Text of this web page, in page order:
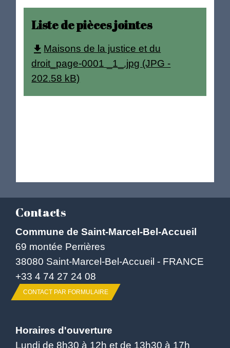
Liste de pièces jointes
file_download Maisons de la justice et du
droit_page-0001 _1_.jpg (JPG -
202.58 kB)
Contacts
Commune de Saint-Marcel-Bel-Accueil
69 montée Perrières
38080 Saint-Marcel-Bel-Accueil - FRANCE
+33 4 74 27 24 08
CONTACT PAR FORMULAIRE
Horaires d'ouverture
Lundi de 8h30 à 12h et de 13h30 à 17h